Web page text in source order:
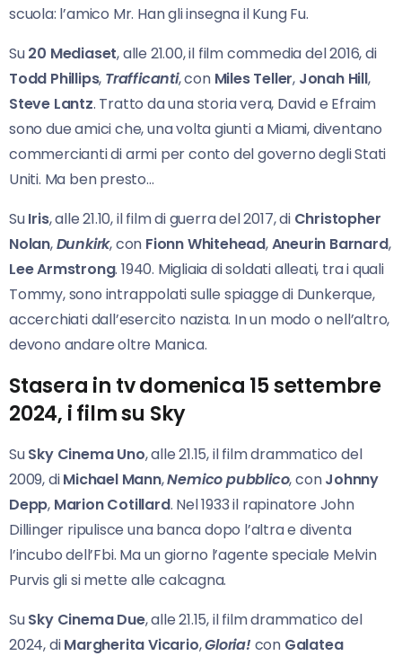
scuola: l’amico Mr. Han gli insegna il Kung Fu.
Su20 Mediaset, alle 21.00, il film commedia del 2016, di
Todd Phillips, Trafficanti, con Miles Teller, Jonah Hill,
Steve Lantz. Tratto da una storia vera, David e Efraim
sono due amici che, una volta giunti a Miami, diventano
commercianti di armi per conto del governo degli Stati
Uniti. Ma ben presto…
SuIris, alle 21.10, il film di guerra del 2017, di Christopher
Nolan,Dunkirk, con Fionn Whitehead,Aneurin Barnard,
Lee Armstrong. 1940. Migliaia di soldati alleati, tra i quali
Tommy, sono intrappolati sulle spiagge di Dunkerque,
accerchiati dall’esercito nazista. In un modo o nell’altro,
devono andare oltre Manica.
Stasera in tv domenica 15 settembre
2024, i film su Sky
SuSky Cinema Uno, alle 21.15, il film drammatico del
2009, diMichael Mann,Nemico pubblico, conJohnny
Depp, Marion Cotillard. Nel 1933 il rapinatore John
Dillinger ripulisce una banca dopo l’altra e diventa
l’incubo dell’Fbi. Ma un giorno l’agente speciale Melvin
Purvis gli si mette alle calcagna.
SuSky Cinema Due, alle 21.15, il film drammatico del
2024, diMargherita Vicario,Gloria! con Galatea